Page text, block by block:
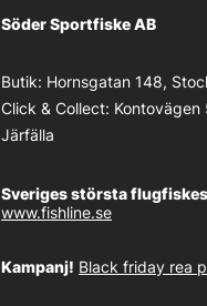
Söder Sportfiske AB
Butik: Hornsgatan 148,
Click & Collect: Kontovägen
Järfälla
Sveriges största
www.fishline.se
Kampanj! Black friday rea